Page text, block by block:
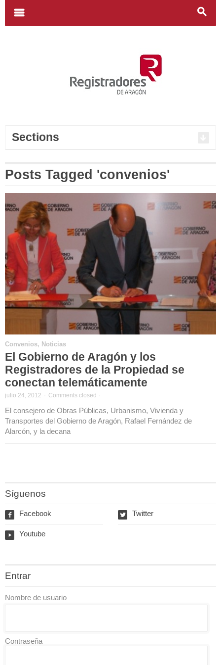
s
m
Sections
Posts Tagged 'convenios'
Convenios, Noticias
El Gobierno de Aragón y los
Registradores de la Propiedad se
conectan telemáticamente
julio 24, 2012 Comments closed
El consejero de Obras Públicas, Urbanismo, Vivienda y
Transportes del Gobierno de Aragón, Rafael Fernández de
Alarcón, y la decana
Síguenos
f Facebook w Twitter
y Youtube
Entrar
Nombre de usuario
Contraseña